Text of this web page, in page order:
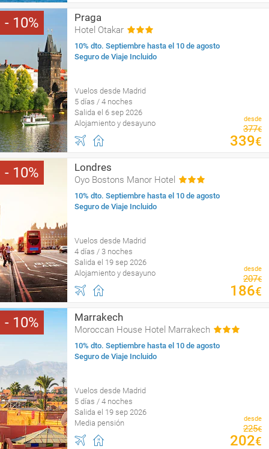
10 Praga
Hotel Otakar
10% dto. Septiembre hasta el 10 de agosto
Seguro de Viaje Incluido
Vuelos desde Madrid
5 días / 4 noches
Salida el 6 sep 2026
Alojamiento y desayuno
desde
377€
339€
10 Londres
Oyo Bostons Manor Hotel
10% dto. Septiembre hasta el 10 de agosto
Seguro de Viaje Incluido
Vuelos desde Madrid
4 días / 3 noches
Salida el 19 sep 2026
Alojamiento y desayuno
desde
207€
186€
10 Marrakech
Moroccan House Hotel Marrakech
10% dto. Septiembre hasta el 10 de agosto
Seguro de Viaje Incluido
Vuelos desde Madrid
5 días / 4 noches
Salida el 19 sep 2026
Media pensión
desde
225€
202€